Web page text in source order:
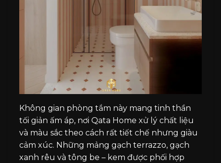
Không gian phòng tắm này mang tinh thần
tối giản ấm áp, nơi Qata Home xử lý chất liệu
và màu sắc theo cách rất tiết chế nhưng giàu
cảm xúc. Những mảng gạch terrazzo, gạch
xanh rêu và tông be – kem được phối hợp